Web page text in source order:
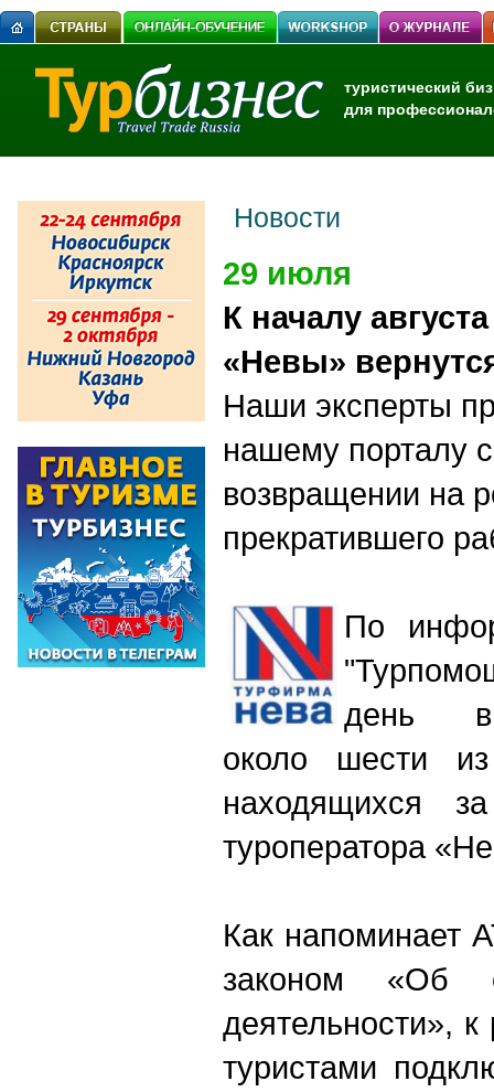
туристический
для
Новости
29 июля
К началу
«Невы»
Наши эксперты
нашему порталу
возвращении на
прекратившего
По
день в
около шести
находящихся
туроператора
Как напоминает
законом «Об
деятельности»,
туристами